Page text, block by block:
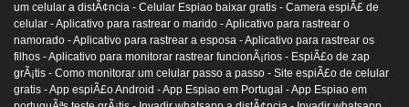
um celular a distÃ¢ncia - Celular Espiao baixar gratis - Camera espiÃ£ de
celular -Aplicativo para rastrear o marido -Aplicativo para rastrear o
namorado -Aplicativo para rastrear a esposa -Aplicativo para rastrear os
filhos -Aplicativo para monitorar rastrear funcionÃ¡rios - EspiÃ£o de zap
grÃ¡tis - Como monitorar um celular passo a passo - Site espiÃ£o de celular
gratis -App espiÃ£o Android -App Espiao em Portugal -App Espiao em